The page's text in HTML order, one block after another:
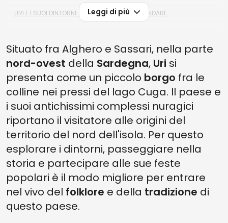
URI E I SUOI DINTORNI: COSA VEDERE E DOVE ANDARE
Leggi di più
Situato fra Alghero e Sassari, nella parte
nord-ovest della Sardegna, Uri si
presenta come un piccolo borgo fra le
colline nei pressi del lago Cuga. Il paese e
i suoi antichissimi complessi nuragici
riportano il visitatore alle origini del
territorio del nord dell'isola. Per questo
esplorare i dintorni, passeggiare nella
storia e partecipare alle sue feste
popolari è il modo migliore per entrare
nel vivo del folklore e della tradizione di
questo paese.